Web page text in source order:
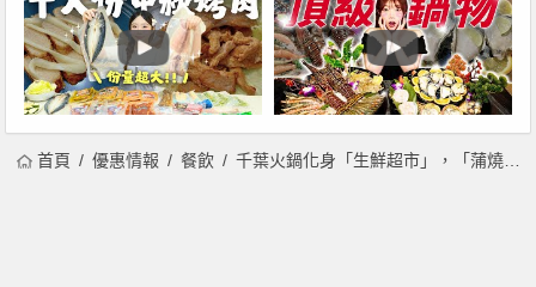
首頁 優惠情報 餐飲 千葉火鍋化身「生鮮超市」，「蒲燒鰻」不可錯過！「俺達的肉屋」日本九州和牛新鮮販售，輕鬆在家料理DIY！